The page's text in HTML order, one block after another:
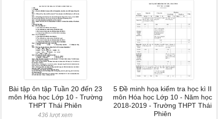
Bài tập ôn tập Tuần 20 đến 23
môn Hóa học Lớp 10 - Trường
THPT Thái Phiên
436 lượt xem
5 Đề minh họa kiểm tra học kì II
môn Hóa học Lớp 10 - Năm học
2018-2019 - Trường THPT Thái
Phiên